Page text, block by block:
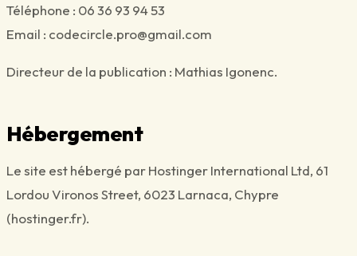
Téléphone : 06 36 93 94 53
Email : codecircle.pro@gmail.com
Directeur de la publication : Mathias Igonenc.
Hébergement
Le site est hébergé par Hostinger International Ltd, 61
Lordou Vironos Street, 6023 Larnaca, Chypre
(hostinger.fr).